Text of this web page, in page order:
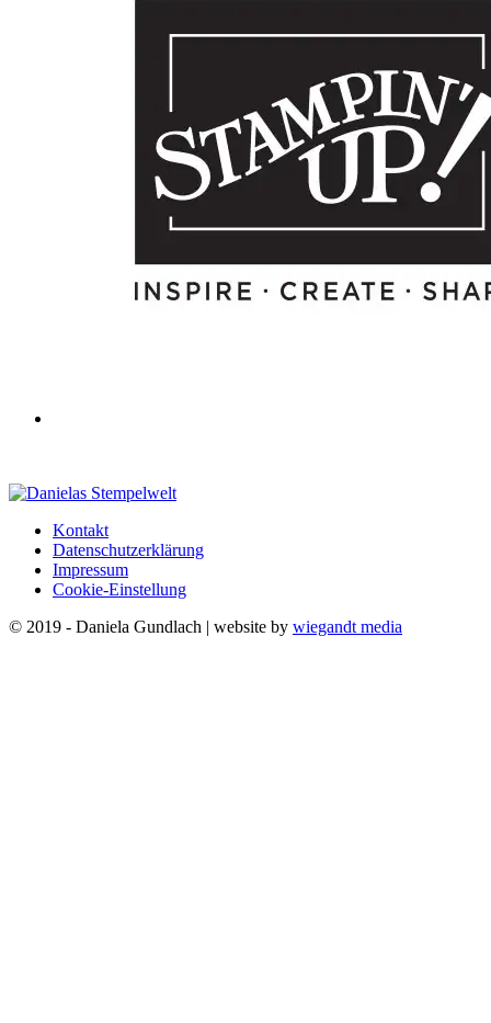
Kontakt
Datenschutzerklärung
Impressum
Cookie-Einstellung
© 2019 - Daniela Gundlach | website by wiegandt media